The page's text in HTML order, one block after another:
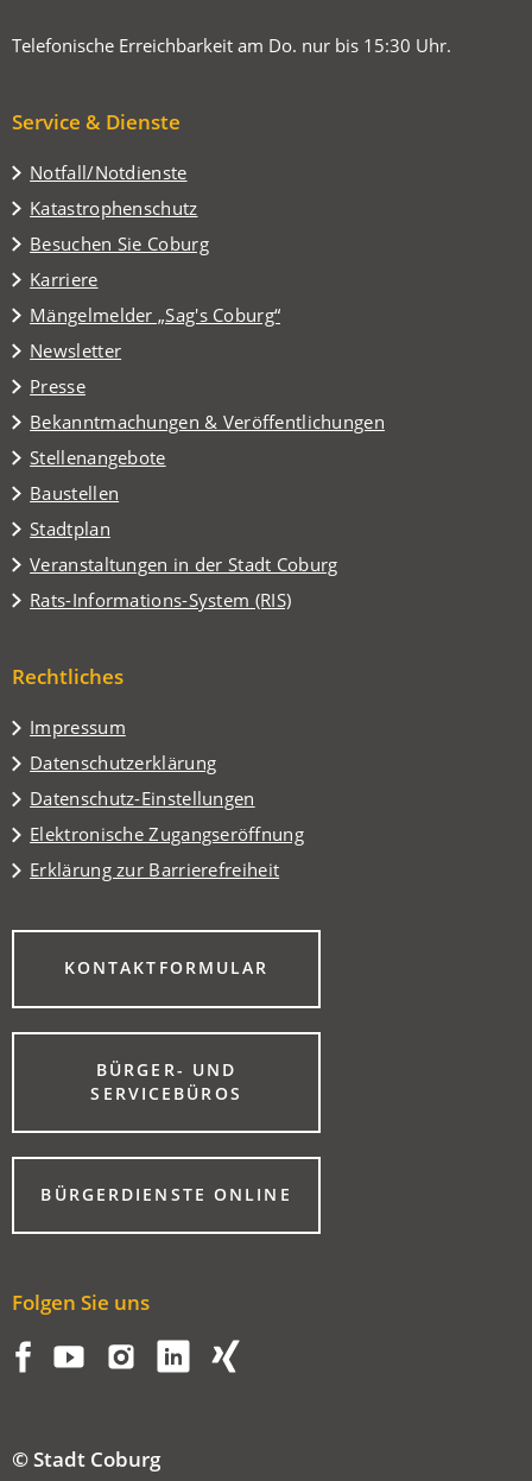
Telefonische Erreichbarkeit am Do. nur bis 15:30 Uhr.
Service & Dienste
Notfall/Notdienste
Katastrophenschutz
Besuchen Sie Coburg
(Öffnet
in
einem
neuen
Tab)
Karriere
Mängelmelder „Sag's Coburg“
(Öffnet
in
einem
neuen
Tab)
Newsletter
Presse
Bekanntmachungen & Veröffentlichungen
Stellenangebote
Baustellen
Stadtplan
(Öffnet
in
einem
neuen
Veranstaltungen in der Stadt Coburg
(Öffnet
in
einem
Tab)
Rats-Informations-System (RIS)
(Öffnet
neuen
Rechtliches
Impressum
Datenschutzerklärung
Datenschutz-Einstellungen
Elektronische Zugangseröffnung
Erklärung zur Barrierefreiheit
KONTAKTFORMULAR
(ÖFFNET
EINEM
NEUEN
BÜRGER- UND
SERVICEBÜROS
(ÖFFNET
EINEM
NEUEN
TAB)BÜRGERDIENSTE ONLINE
(ÖFFNET
EINEM
Folgen Sie uns
© Stadt Coburg